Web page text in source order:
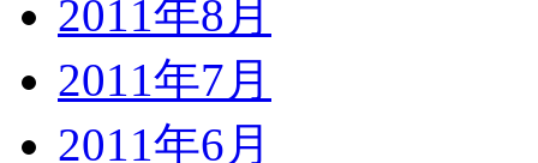
2011年8月
2011年7月
2011年6月